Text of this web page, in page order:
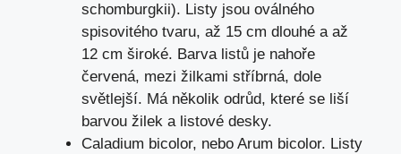
schomburgkii). Listy jsou oválného
spisovitého tvaru, až 15 cm dlouhé a až
12 cm široké. Barva listů je nahoře
červená, mezi žilkami stříbrná, dole
světlejší. Má několik odrůd, které se liší
barvou žilek a listové desky.
Caladium bicolor, nebo Arum bicolor. Listy